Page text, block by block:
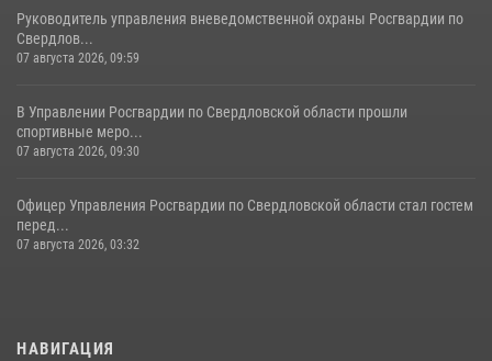
Руководитель управления вневедомственной охраны Росгвардии по
Свердлов...
07 августа 2026, 09:59
В Управлении Росгвардии по Свердловской области прошли
спортивные меро...
07 августа 2026, 09:30
Офицер Управления Росгвардии по Свердловской области стал гостем
перед...
07 августа 2026, 03:32
НАВИГАЦИЯ